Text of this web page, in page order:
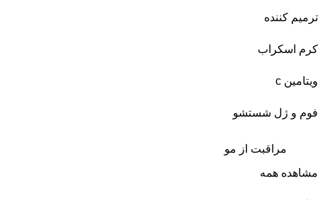
ترمیم کننده
کرم اسکراب
ویتامین c
فوم و ژل شستشو
مراقبت از مو
مشاهده همه